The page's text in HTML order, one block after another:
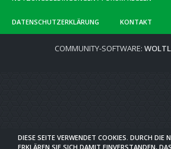
DATENSCHUTZERKLÄRUNG KONTAKT
COMMUNITY-SOFTWARE:
DIESE SEITE VERWENDET COOKIES. DURCH DIE
ERKLÄREN SIE SICH DAMIT EINVERSTANDEN,